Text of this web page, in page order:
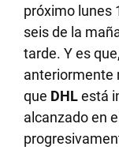
próximo lunes
seis de la
tarde. Y es
anteriormente
que DHLestá
alcanzado en